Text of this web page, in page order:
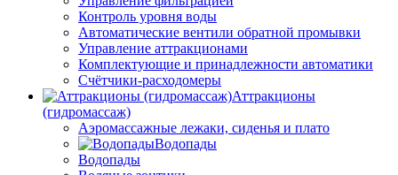
Контроль уровня воды
Автоматические вентили обратной промывки
Управление аттракционами
Комплектующие и принадлежности автоматики
Счётчики-расходомеры
Аттракционы
(гидромассаж)
Аэромассажные лежаки, сиденья и плато
Водопады
Водопады